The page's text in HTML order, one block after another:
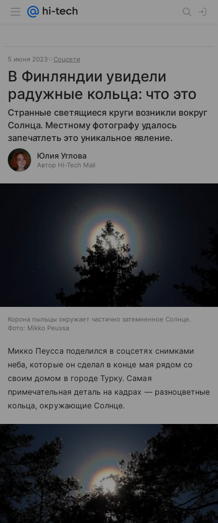
5 июня 2023 Соцсети
В Финляндии увидели
радужные кольца: что это
Странные светящиеся круги возникли вокруг
Солнца. Местному фотографу удалось
запечатлеть это уникальное явление.
Юлия Углова
Автор Hi-Tech Mail
Корона пыльцы окружает частично затемненное Солнце.
Фото: Mikko Peussa
Микко Пеусса поделился в соцсетях снимками
неба, которые он сделал в конце мая рядом со
своим домом в городе Турку. Самая
примечательная деталь на кадрах — разноцветные
кольца, окружающие Солнце.